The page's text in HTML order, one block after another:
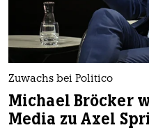
Zuwachs bei Politico
Michael Bröcker
Media zu Axel